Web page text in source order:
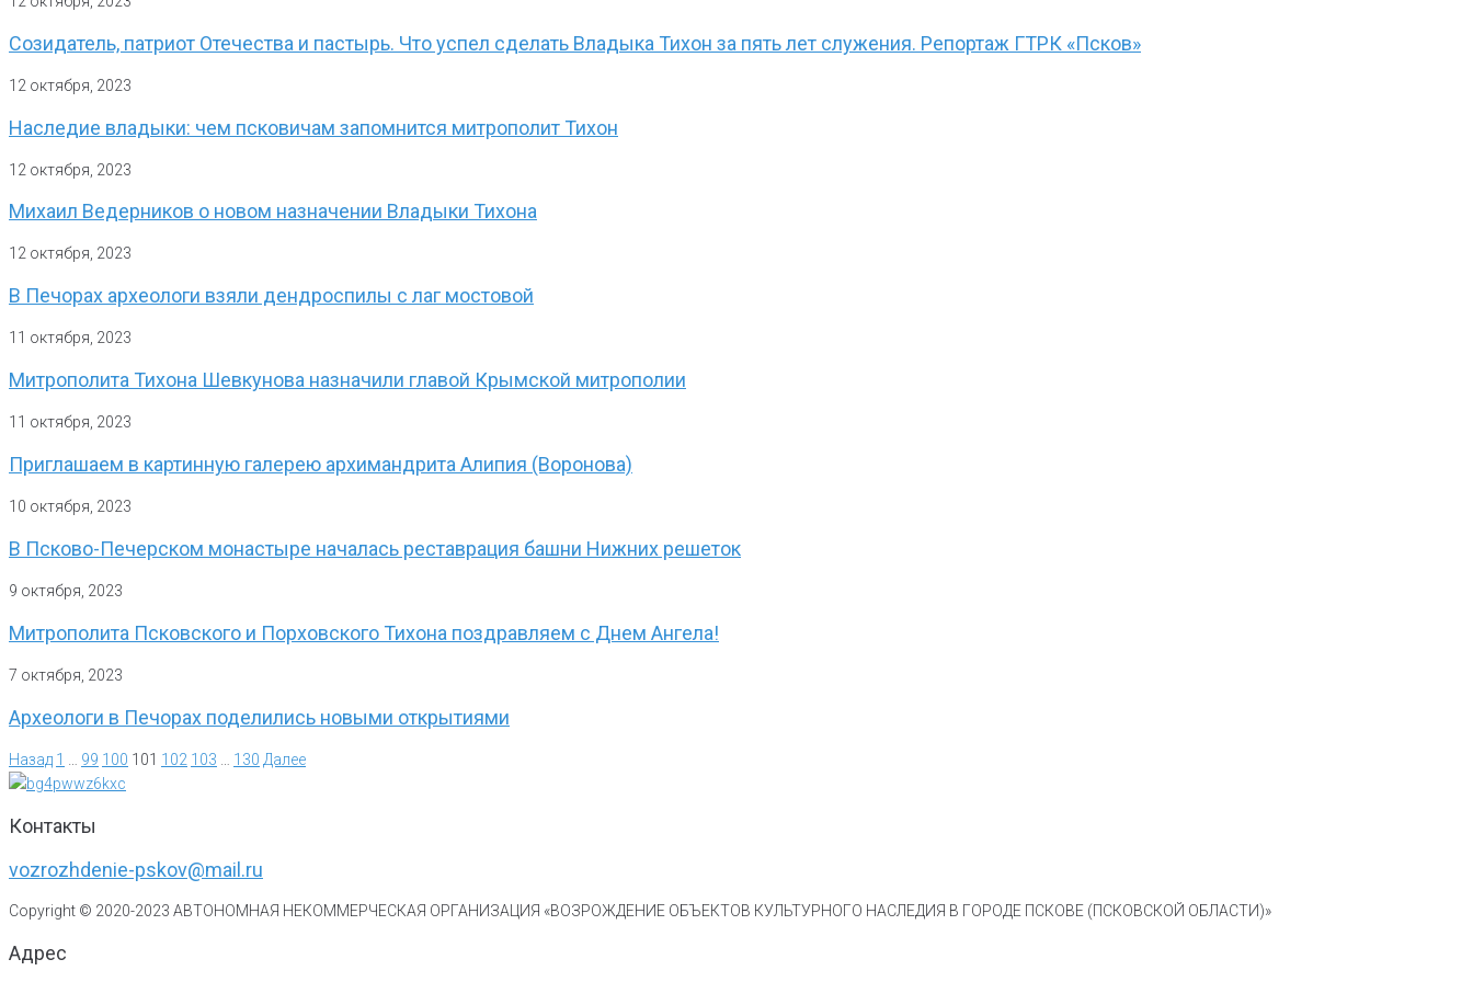
Созидатель, патриот Отечества и пастырь. Что успел сделать Владыка Тихон за пять лет служения. Репортаж ГТРК «Псков»
12 октября, 2023
Наследие владыки: чем псковичам запомнится митрополит Тихон
12 октября, 2023
Михаил Ведерников о новом назначении Владыки Тихона
12 октября, 2023
В Печорах археологи взяли дендроспилы с лаг мостовой
11 октября, 2023
Митрополита Тихона Шевкунова назначили главой Крымской митрополии
11 октября, 2023
Приглашаем в картинную галерею архимандрита Алипия (Воронова)
10 октября, 2023
В Псково-Печерском монастыре началась реставрация башни Нижних решеток
9 октября, 2023
Митрополита Псковского и Порховского Тихона поздравляем с Днем Ангела!
7 октября, 2023
Археологи в Печорах поделились новыми открытиями
Назад 1 99 100 101 102 103 130 Далее
Контакты
vozrozhdenie-pskov@mail.ru
Copyright © 2020-2023 АВТОНОМНАЯ НЕКОММЕРЧЕСКАЯ ОРГАНИЗАЦИЯ «ВОЗРОЖДЕНИЕ ОБЪЕКТОВ КУЛЬТУРНОГО НАСЛЕДИЯ В ГОРОДЕ ПСКОВЕ (ПСКОВСКОЙ ОБЛАСТИ)»
Адрес